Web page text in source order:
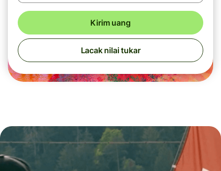
Kirim uang
Lacak nilai tukar